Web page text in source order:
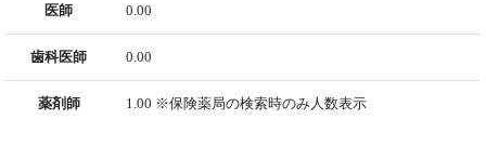
医師 0.00
歯科医師 0.00
薬剤師 1.00 ※保険薬局の検索時のみ人数表示